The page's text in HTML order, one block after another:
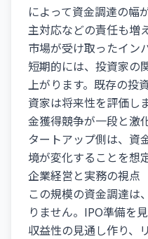
によって資金調達の幅
主対応などの責任も増
市場が受け取ったイン
短期的には、投資家の
上がります。既存の投
資家は将来性を評価し
金獲得競争が一段と激
タートアップ側は、資
境が変化することを想
企業経営と実務の視点
この規模の資金調達は
りません。IPO準備を
収益性の見通し作り、